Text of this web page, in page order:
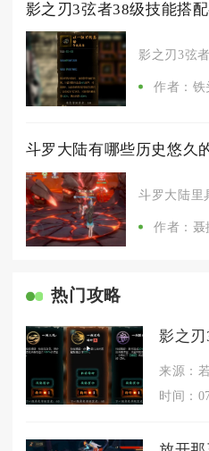
影之刃3弦者38级技能搭
影之刃3弦
作者：铁
斗罗大陆有哪些历史悠久
斗罗大陆里
作者：聂
热门攻略
来源：
时间：